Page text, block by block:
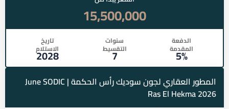
15,500,000
الدفعة
المقدمة
5%
سنوات
التقسيط
7
تاريخ
الاستلام
2028
المطور العقاري لجون سوديك رأس الحكمة | June SODIC
Ras El Hekma 2026